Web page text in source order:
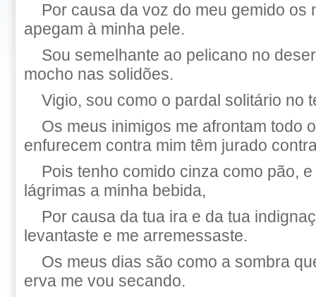
Por causa da voz do meu gemido os
apegam à minha pele.
Sou semelhante ao pelicano no
mocho nas solidões.
Vigio, sou como o pardal solitário no
Os meus inimigos me afrontam todo
enfurecem contra mim têm jurado
Pois tenho comido cinza como pão,
lágrimas a minha bebida,
Por causa da tua ira e da tua
levantaste e me arremessaste.
Os meus dias são como a sombra
erva me vou secando.